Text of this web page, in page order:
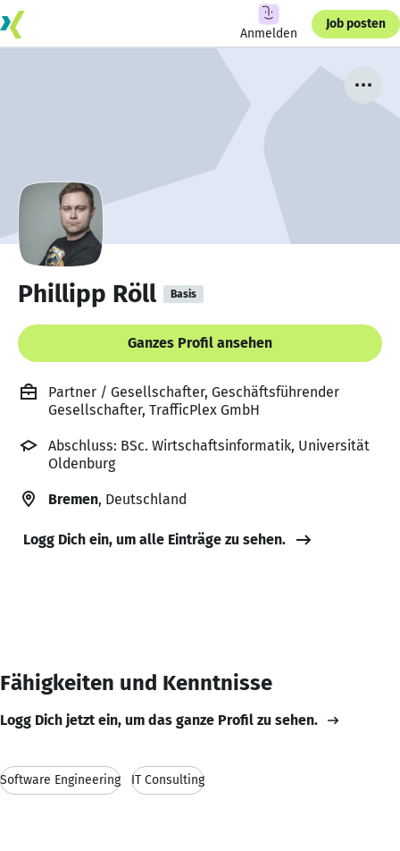
Anmelden
Job posten
Phillipp Röll Basis
Ganzes Profil ansehen
Partner / Gesellschafter, Geschäftsführender
Gesellschafter, TrafficPlex GmbH
Abschluss: BSc. Wirtschaftsinformatik, Universität
Oldenburg
Bremen, Deutschland
Logg Dich ein, um alle Einträge zu sehen.
Fähigkeiten und Kenntnisse
Logg Dich jetzt ein, um das ganze Profil zu sehen.
Software Engineering IT Consulting